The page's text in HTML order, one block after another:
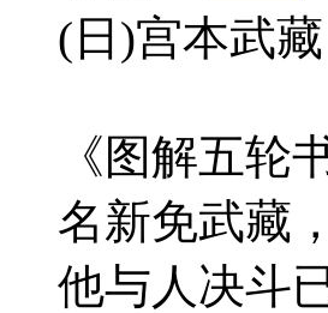
(日)宫本武
《图解五轮
名新免武藏
他与人决斗